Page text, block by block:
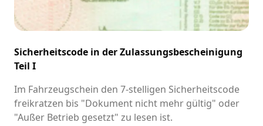
Sicherheitscode in der Zulassungsbescheinigung
Teil I
Im Fahrzeugschein den 7-stelligen Sicherheitscode
freikratzen bis "Dokument nicht mehr gültig" oder
"Außer Betrieb gesetzt" zu lesen ist.